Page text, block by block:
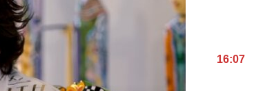
16:07